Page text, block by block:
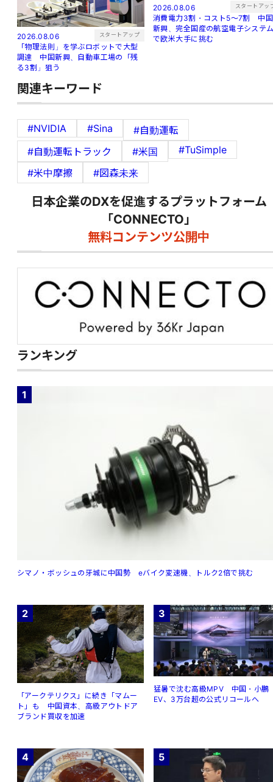
2026.08.06 スタートアップ
「物理法則」を学ぶロボットで大型
調達 中国新興、自動車工場の「残
る3割」狙う
2026.08.06 スタートアッ
消費電力3割・コスト5〜7割 中国
新興、完全国産の航空電子システ
で欧米大手に挑む
関連キーワード
#NVIDIA #Sina
#自動運転
#自動運転トラック
#米国
#TuSimple
#米中摩擦
#図森未来
日本企業のDXを促進するプラットフォーム
「CONNECTO」
無料コンテンツ公開中
ランキング
1
シマノ・ボッシュの牙城に中国勢 eバイク変速機、トルク2倍で挑む
2
「アークテリクス」に続き「マムー
ト」も 中国資本、高級アウトドア
ブランド買収を加速
3
猛暑で沈む高級MPV 中国・小鵬
EV、3万台超の公式リコールへ
4 5